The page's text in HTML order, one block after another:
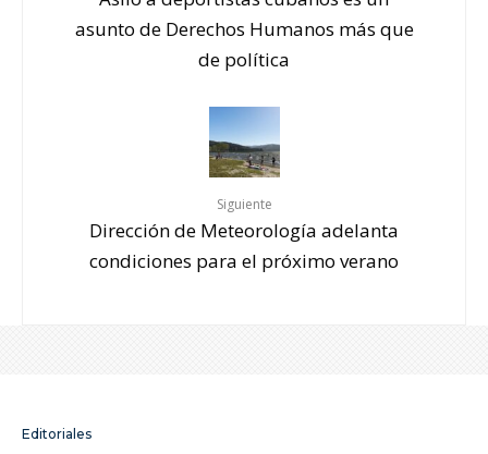
asunto de Derechos Humanos más que
de política
Siguiente
Dirección de Meteorología adelanta
condiciones para el próximo verano
Editoriales